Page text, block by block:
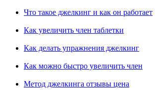
Что такое джелкинг и как он работает
Как увеличить член таблетки
Как делать упражнения джелкинг
Как можно быстро увеличить член
Метод джелкинга отзывы цена